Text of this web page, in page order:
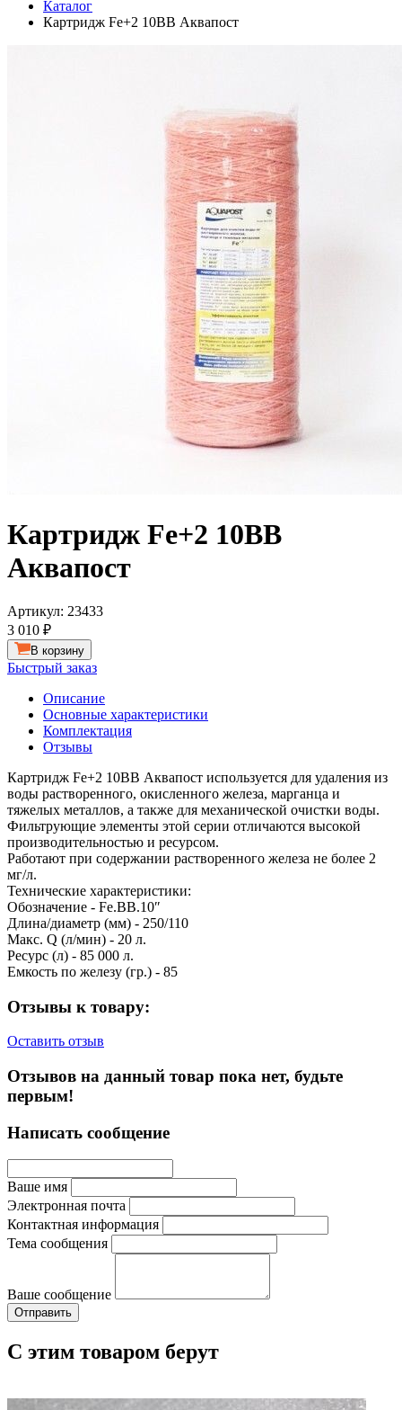
Каталог
Картридж Fe+2 10BB Аквапост
Картридж Fe+2 10BB
Аквапост
Артикул: 23433
3 010 ₽
В корзину
Быстрый заказ
Описание
Основные характеристики
Комплектация
Отзывы
Картридж Fe+2 10BB Аквапост используется для удаления из
воды растворенного, окисленного железа, марганца и
тяжелых металлов, а также для механической очистки воды.
Фильтрующие элементы этой серии отличаются высокой
производительностью и ресурсом.
Работают при содержании растворенного железа не более 2
мг/л.
Технические характеристики:
Обозначение - Fe.BB.10″
Длина/диаметр (мм) - 250/110
Макс. Q (л/мин) - 20 л.
Ресурс (л) - 85 000 л.
Емкость по железу (гр.) - 85
Отзывы к товару:
Оставить отзыв
Отзывов на данный товар пока нет, будьте
первым!
Написать сообщение
Ваше имя
Электронная почта
Контактная информация
Тема сообщения
Ваше сообщение
С этим товаром берут